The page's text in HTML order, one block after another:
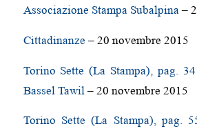
Associazione Stampa Subalpina–
Cittadinanze – 20 novembre 2015
Torino Sette (La Stampa), pag.
Bassel Tawil– 20 novembre 2015
Torino Sette (La Stampa), pag.